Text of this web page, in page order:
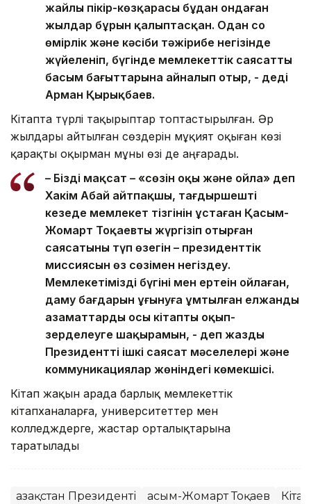
жайлы пікір-көзқарасы бұдан ондаған
жылдар бұрын қалыптасқан. Одан соң
өмірлік және кәсіби тәжірибе негізінде
жүйеленіп, бүгінде мемлекеттік саясаттың
басым бағыттарына айналып отыр, - деді
Арман Қырықбаев.
Кітапта түрлі тақырыптар топтастырылған. Әр
жылдары айтылған сөздерін мұқият оқыған көзі
қарақты оқырман мұны өзі де аңғарады.
– Біздің мақсат – «сөзін оқы және ойла» деп
Хакім Абай айтпақшы, тағдыршешті
кезеңде мемлекет тізгінін ұстаған Қасым-
Жомарт Тоқаевтың жүргізіп отырған
саясатының түп өзегін – президенттік
миссиясын өз сөзімен негіздеу.
Мемлекетіміздің бүгіні мен ертеңін ойлаған,
даму бағдарын ұғынуға ұмтылған елжанды
азаматтарды осы кітапты оқып-
зерделеуге шақырамын, - деп жазды
Президенттің ішкі саясат мәселелері және
коммуникациялар жөніндегі көмекшісі.
Кітап жақын арада барлық мемлекеттік
кітапханаларға, университеттер мен
колледждерге, жастар орталықтарына
таратылады
Қазақстан Президенті Қасым-Жомарт Тоқаев Кітап